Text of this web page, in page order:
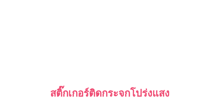
สติ๊กเกอร์ติดกระจกโปร่งแสง